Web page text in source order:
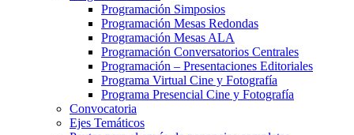
Programación Simposios
Programación Mesas Redondas
Programación Mesas ALA
Programación Conversatorios Centrales
Programación – Presentaciones Editoriales
Programa Virtual Cine y Fotografía
Programa Presencial Cine y Fotografía
Convocatoria
Ejes Temáticos